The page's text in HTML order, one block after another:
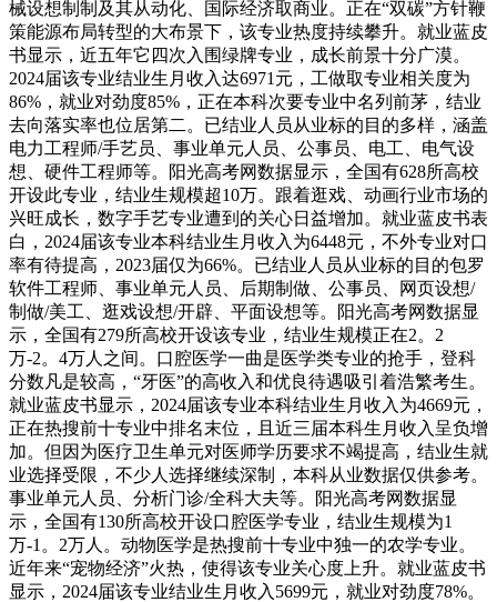
械设想制制及其从动化、国际经济取商业。正在“双碳”方针鞭
策能源布局转型的大布景下，该专业热度持续攀升。就业蓝皮
书显示，近五年它四次入围绿牌专业，成长前景十分广漠。
2024届该专业结业生月收入达6971元，工做取专业相关度为
86%，就业对劲度85%，正在本科次要专业中名列前茅，结业
去向落实率也位居第二。已结业人员从业标的目的多样，涵盖
电力工程师/手艺员、事业单元人员、公事员、电工、电气设
想、硬件工程师等。阳光高考网数据显示，全国有628所高校
开设此专业，结业生规模超10万。跟着逛戏、动画行业市场的
兴旺成长，数字手艺专业遭到的关心日益增加。就业蓝皮书表
白，2024届该专业本科结业生月收入为6448元，不外专业对口
率有待提高，2023届仅为66%。已结业人员从业标的目的包罗
软件工程师、事业单元人员、后期制做、公事员、网页设想/
制做/美工、逛戏设想/开辟、平面设想等。阳光高考网数据显
示，全国有279所高校开设该专业，结业生规模正在2。2
万-2。4万人之间。口腔医学一曲是医学类专业的抢手，登科
分数凡是较高，“牙医”的高收入和优良待遇吸引着浩繁考生。
就业蓝皮书显示，2024届该专业本科结业生月收入为4669元，
正在热搜前十专业中排名末位，且近三届本科生月收入呈负增
加。但因为医疗卫生单元对医师学历要求不竭提高，结业生就
业选择受限，不少人选择继续深制，本科从业数据仅供参考。
事业单元人员、分析门诊/全科大夫等。阳光高考网数据显
示，全国有130所高校开设口腔医学专业，结业生规模为1
万-1。2万人。动物医学是热搜前十专业中独一的农学专业。
近年来“宠物经济”火热，使得该专业关心度上升。就业蓝皮书
显示，2024届该专业结业生月收入5699元，就业对劲度78%。